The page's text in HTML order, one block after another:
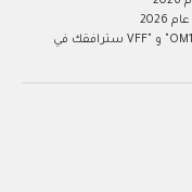
كوبونات وكودات خصم نمشي هذه: "OM7" و "OM19" و "VFF سترافقك في